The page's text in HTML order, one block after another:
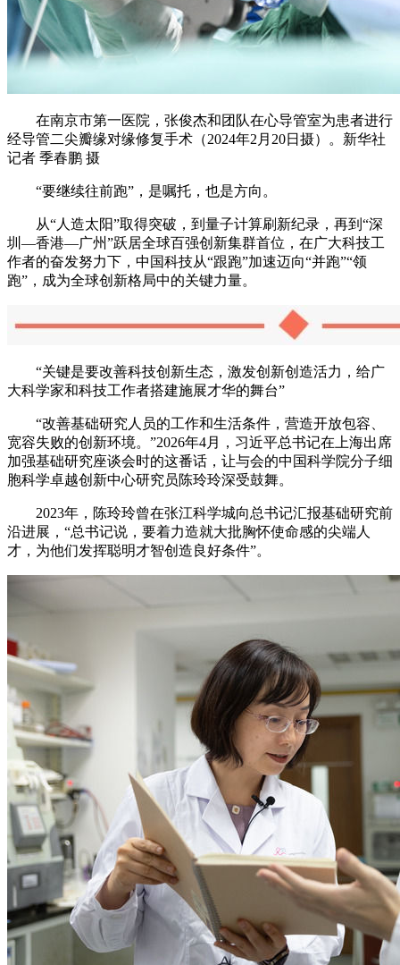
在南京市第一医院，张俊杰和团队在心导管室为患者进行
经导管二尖瓣缘对缘修复手术（2024年2月20日摄）。新华社
记者 季春鹏 摄
“要继续往前跑”，是嘱托，也是方向。
从“人造太阳”取得突破，到量子计算刷新纪录，再到“深
圳—香港—广州”跃居全球百强创新集群首位，在广大科技工
作者的奋发努力下，中国科技从“跟跑”加速迈向“并跑”“领
跑”，成为全球创新格局中的关键力量。
“关键是要改善科技创新生态，激发创新创造活力，给广
大科学家和科技工作者搭建施展才华的舞台”
“改善基础研究人员的工作和生活条件，营造开放包容、
宽容失败的创新环境。”2026年4月，习近平总书记在上海出席
加强基础研究座谈会时的这番话，让与会的中国科学院分子细
胞科学卓越创新中心研究员陈玲玲深受鼓舞。
2023年，陈玲玲曾在张江科学城向总书记汇报基础研究前
沿进展，“总书记说，要着力造就大批胸怀使命感的尖端人
才，为他们发挥聪明才智创造良好条件”。